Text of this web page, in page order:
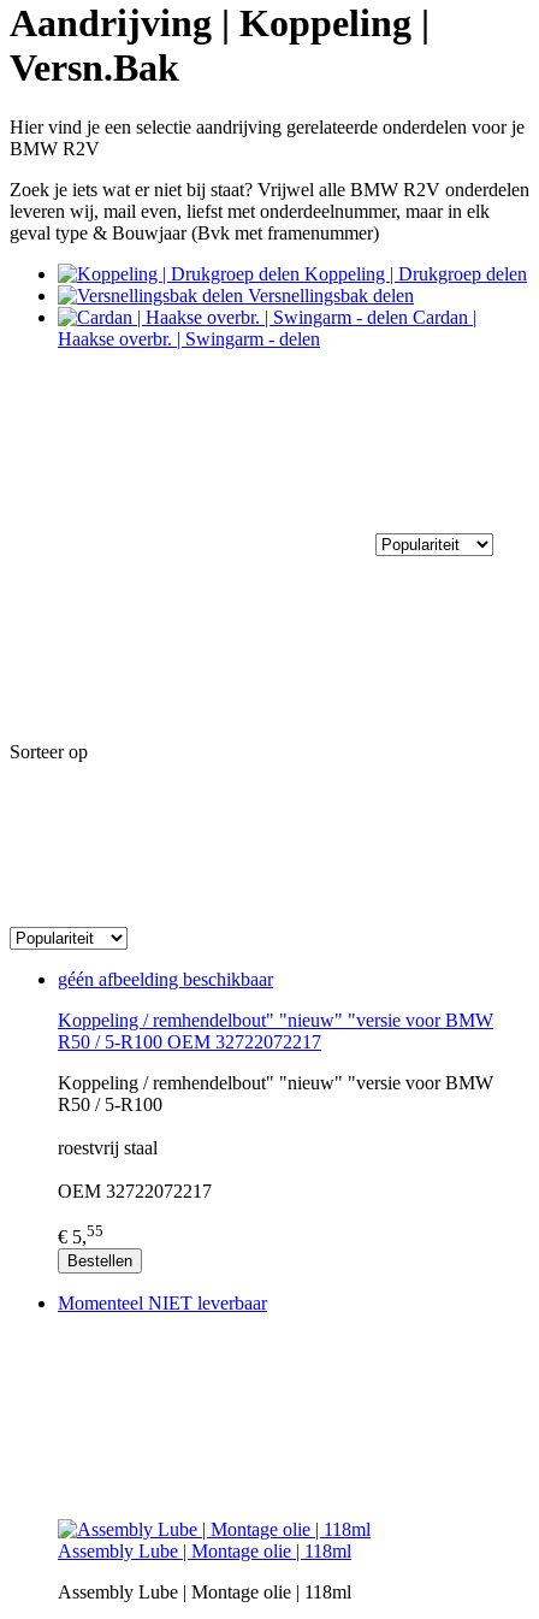
Aandrijving | Koppeling |
Versn.Bak
Hier vind je een selectie aandrijving gerelateerde onderdelen voor je
BMW R2V
Zoek je iets wat er niet bij staat? Vrijwel alle BMW R2V onderdelen
leveren wij, mail even, liefst met onderdeelnummer, maar in elk
geval type & Bouwjaar (Bvk met framenummer)
Koppeling | Drukgroep delen
Versnellingsbak delen
Cardan |
Haakse overbr. | Swingarm - delen
Sorteer op
géén afbeelding beschikbaar
Koppeling / remhendelbout" "nieuw" "versie voor BMW
R50 / 5-R100 OEM 32722072217
Koppeling / remhendelbout" "nieuw" "versie voor BMW
R50 / 5-R100
roestvrij staal
OEM 32722072217
€ 5,55
Bestellen
Momenteel NIET leverbaar
Assembly Lube | Montage olie | 118ml
Assembly Lube | Montage olie | 118ml